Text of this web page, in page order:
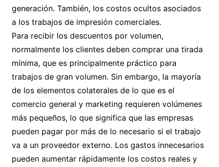
generación. También, los costos ocultos asociados
a los trabajos de impresión comerciales.
Para recibir los descuentos por volumen,
normalmente los clientes deben comprar una tirada
mínima, que es principalmente práctico para
trabajos de gran volumen. Sin embargo, la mayoría
de los elementos colaterales de lo que es el
comercio general y marketing requieren volúmenes
más pequeños, lo que significa que las empresas
pueden pagar por más de lo necesario si el trabajo
va a un proveedor externo. Los gastos innecesarios
pueden aumentar rápidamente los costos reales y